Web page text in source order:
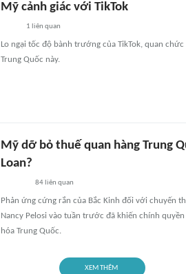
Mỹ cảnh giác với TikTok
1 liên quan
Lo ngại tốc độ bành trướng của TikTok, quan
Trung Quốc này.
Mỹ dỡ bỏ thuế quan hàng Trung
Loan?
84 liên quan
Phản ứng cứng rắn của Bắc Kinh đối với chuyến
Nancy Pelosi vào tuần trước đã khiến chính
hóa Trung Quốc.
XEM THÊM